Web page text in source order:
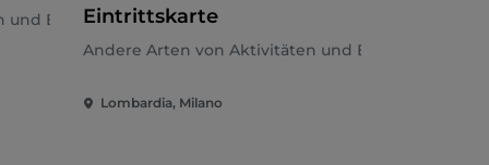
und ErlebnissenEintrittskarte
Andere Arten von Aktivitäten und Erlebnissen
Lombardia, Milano